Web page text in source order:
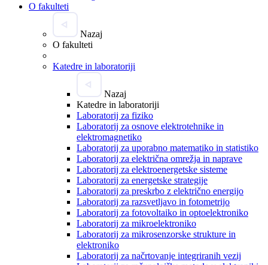
O fakulteti
Nazaj
O fakulteti
Katedre in laboratoriji
Nazaj
Katedre in laboratoriji
Laboratorij za fiziko
Laboratorij za osnove elektrotehnike in
elektromagnetiko
Laboratorij za uporabno matematiko in statistiko
Laboratorij za električna omrežja in naprave
Laboratorij za elektroenergetske sisteme
Laboratorij za energetske strategije
Laboratorij za preskrbo z električno energijo
Laboratorij za razsvetljavo in fotometrijo
Laboratorij za fotovoltaiko in optoelektroniko
Laboratorij za mikroelektroniko
Laboratorij za mikrosenzorske strukture in
elektroniko
Laboratorij za načrtovanje integriranih vezij